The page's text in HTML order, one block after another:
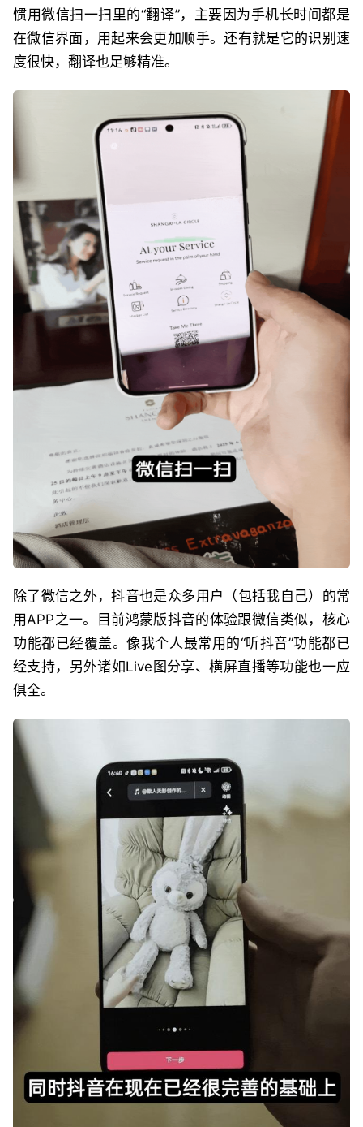
惯用微信扫一扫里的“翻译”，主要因为手机长时间都是
在微信界面，用起来会更加顺手。还有就是它的识别速
度很快，翻译也足够精准。
除了微信之外，抖音也是众多用户（包括我自己）的常
用APP之一。目前鸿蒙版抖音的体验跟微信类似，核心
功能都已经覆盖。像我个人最常用的“听抖音”功能都已
经支持，另外诸如Live图分享、横屏直播等功能也一应
俱全。